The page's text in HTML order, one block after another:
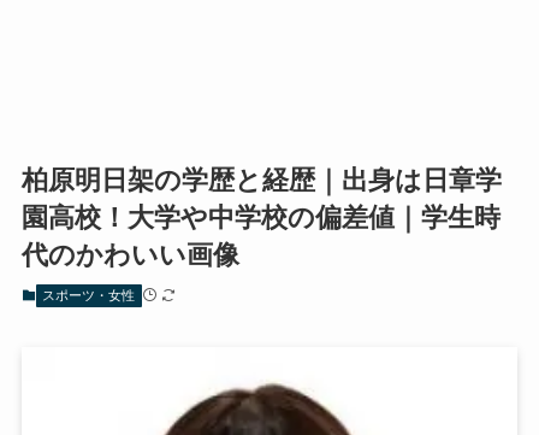
柏原明日架の学歴と経歴｜出身は日章学
園高校！大学や中学校の偏差値｜学生時
代のかわいい画像
スポーツ・女性